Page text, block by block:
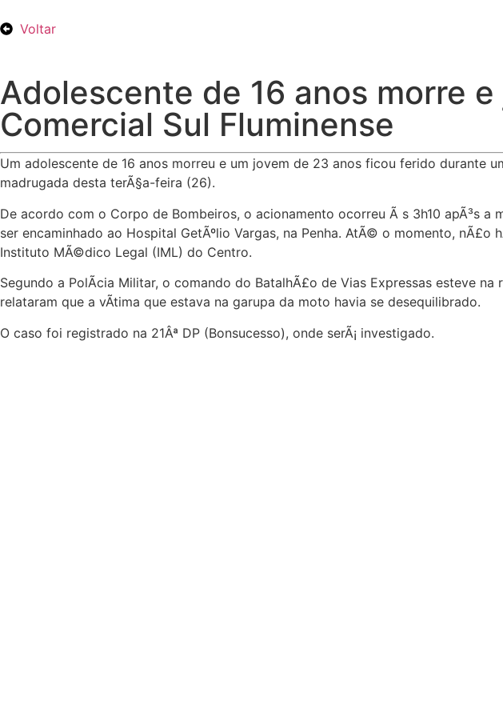
Voltar
Adolescente de 16 anos morre
Comercial Sul Fluminense
Um adolescente de 16 anos morreu e um jovem de 23 anos ficou ferido durante
madrugada desta terÃ§a-feira (26).
De acordo com o Corpo de Bombeiros, o acionamento ocorreu Ã s 3h10 apÃ³s
ser encaminhado ao Hospital GetÃºlio Vargas, na Penha. AtÃ© o momento, nÃ£o
Instituto MÃ©dico Legal (IML) do Centro.
Segundo a PolÃ­cia Militar, o comando do BatalhÃ£o de Vias Expressas esteve
relataram que a vÃ­tima que estava na garupa da moto havia se desequilibrado.
O caso foi registrado na 21Âª DP (Bonsucesso), onde serÃ¡ investigado.